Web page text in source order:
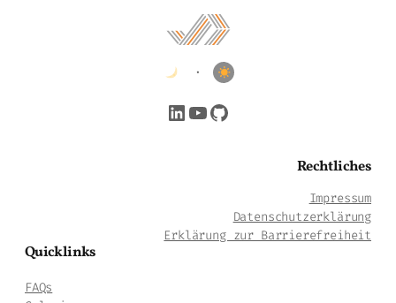
•
LinkedIn YouTube GitHub
Rechtliches
Impressum
Datenschutzerklärung
Erklärung zur Barrierefreiheit
Quicklinks
FAQs